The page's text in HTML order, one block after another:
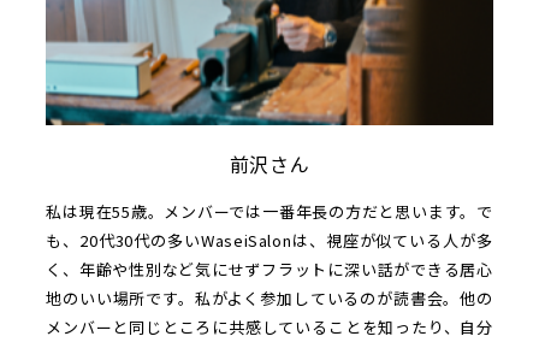
前沢さん
私は現在55歳。メンバーでは一番年長の方だと思います。で
も、20代30代の多いWaseiSalonは、視座が似ている人が多
く、年齢や性別など気にせずフラットに深い話ができる居心
地のいい場所です。私がよく参加しているのが読書会。他の
メンバーと同じところに共感していることを知ったり、自分